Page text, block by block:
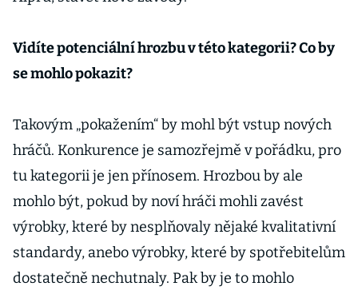
Vidíte potenciální hrozbu v této kategorii? Co by
se mohlo pokazit?
Takovým „pokažením“ by mohl být vstup nových
hráčů. Konkurence je samozřejmě v pořádku, pro
tu kategorii je jen přínosem. Hrozbou by ale
mohlo být, pokud by noví hráči mohli zavést
výrobky, které by nesplňovaly nějaké kvalitativní
standardy, anebo výrobky, které by spotřebitelům
dostatečně nechutnaly. Pak by je to mohlo